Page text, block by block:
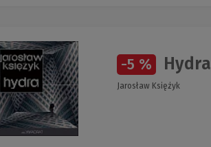
-5 % Hydra
Jarosław Księżyk